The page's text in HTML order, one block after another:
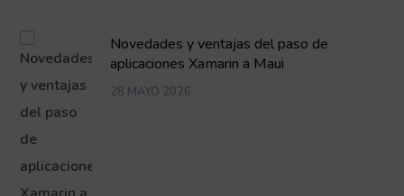
Novedades y ventajas del paso de
aplicaciones Xamarin a Maui
28 MAYO 2026